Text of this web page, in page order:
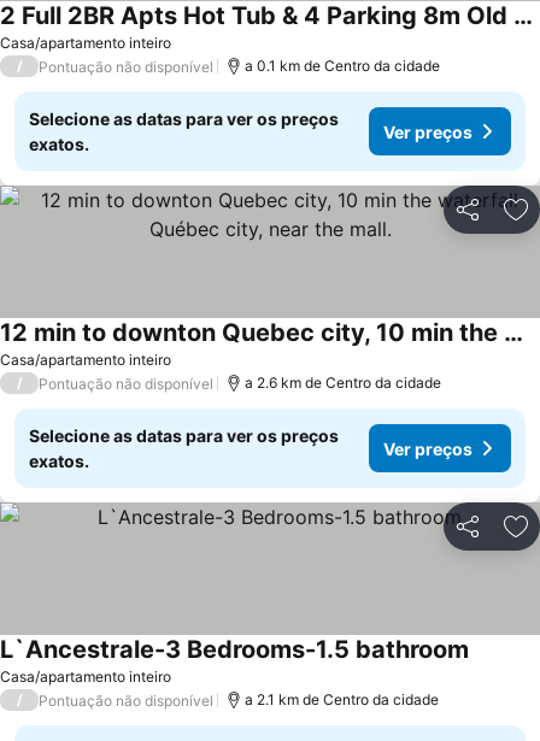
Casa/apartamento inteiro
2 Full 2BR Apts Hot Tub & 4 Parking 8m Old QC
/ Pontuação não disponível a 0.1 km de Centro da cidade
Selecione as datas para ver os preços
exatos.
Ver preços
Partilhar
Casa/apartamento inteiro
12 min to downton Quebec city, 10 min the waterfall Québec city, near the mall.
/ Pontuação não disponível a 2.6 km de Centro da cidade
Selecione as datas para ver os preços
exatos.
Ver preços
Partilhar
Casa/apartamento inteiro
L`Ancestrale-3 Bedrooms-1.5 bathroom
/ Pontuação não disponível a 2.1 km de Centro da cidade